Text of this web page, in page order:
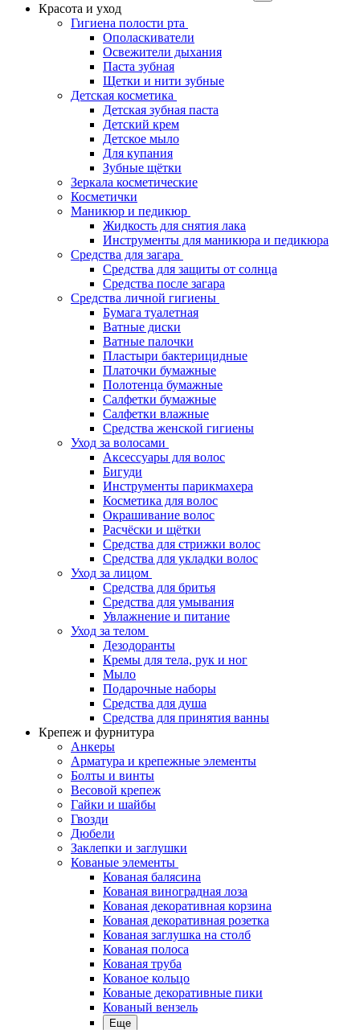
Красота и уход
Гигиена полости рта
Ополаскиватели
Освежители дыхания
Паста зубная
Щетки и нити зубные
Детская косметика
Детская зубная паста
Детский крем
Детское мыло
Для купания
Зубные щётки
Зеркала косметические
Косметички
Маникюр и педикюр
Жидкость для снятия лака
Инструменты для маникюра и педикюра
Средства для загара
Средства для защиты от солнца
Средства после загара
Средства личной гигиены
Бумага туалетная
Ватные диски
Ватные палочки
Пластыри бактерицидные
Платочки бумажные
Полотенца бумажные
Салфетки бумажные
Салфетки влажные
Средства женской гигиены
Уход за волосами
Аксессуары для волос
Бигуди
Инструменты парикмахера
Косметика для волос
Окрашивание волос
Расчёски и щётки
Средства для стрижки волос
Средства для укладки волос
Уход за лицом
Средства для бритья
Средства для умывания
Увлажнение и питание
Уход за телом
Дезодоранты
Кремы для тела, рук и ног
Мыло
Подарочные наборы
Средства для душа
Средства для принятия ванны
Крепеж и фурнитура
Анкеры
Арматура и крепежные элементы
Болты и винты
Весовой крепеж
Гайки и шайбы
Гвозди
Дюбели
Заклепки и заглушки
Кованые элементы
Кованая балясина
Кованая виноградная лоза
Кованая декоративная корзина
Кованая декоративная розетка
Кованая заглушка на столб
Кованая полоса
Кованая труба
Кованое кольцо
Кованые декоративные пики
Кованый вензель
Еще